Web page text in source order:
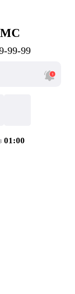
99-99
01:00